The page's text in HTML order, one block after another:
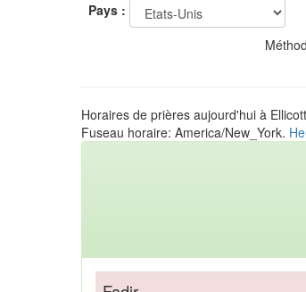
Pays :
Horaires de prières aujourd'hui à
Fuseau horaire: America/New_York.